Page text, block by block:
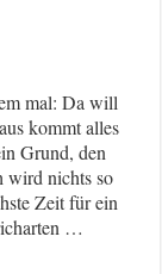
mal: Da will
kommt alles
Grund, den
wird nichts so
Zeit für ein
…